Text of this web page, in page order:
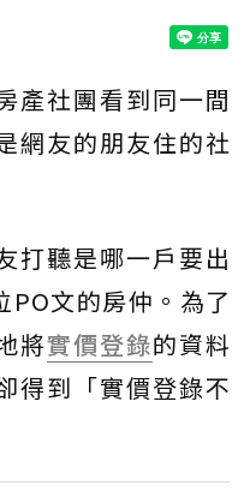
產社團看到同一間
網友的朋友住的社
打聽是哪一戶要出
PO文的房仲。為了
將實價登錄的資料
得到「實價登錄不